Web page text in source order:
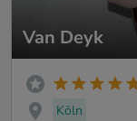
Van Deyk
Köln